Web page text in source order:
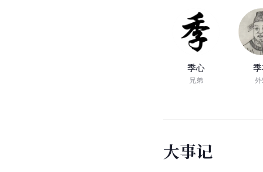
季心
兄弟
大事记